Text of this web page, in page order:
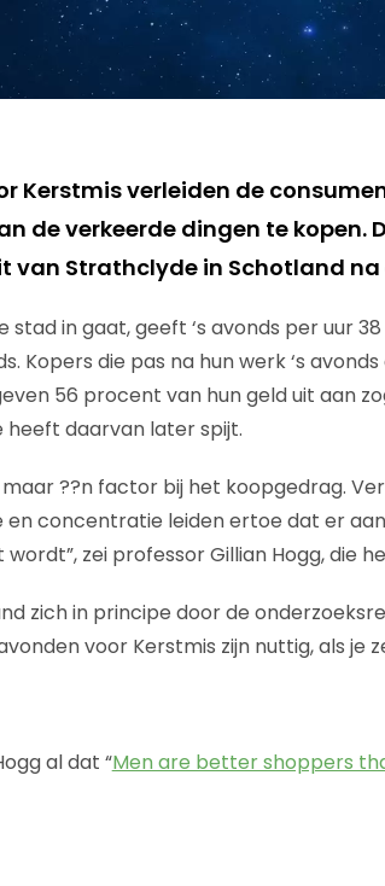
Kerstmis verleiden de
de verkeerde dingen te kopen.
van Strathclyde in Schotland
stad in gaat, geeft ‘s avonds per uur
Kopers die pas na hun werk ‘s
56 procent van hun geld uit aan
heeft daarvan later spijt.
maar ??n factor bij het koopgedrag.
concentratie leiden ertoe dat er
zei professor Gillian Hogg, die
zich in principe door de
voor Kerstmis zijn nuttig, als je
al dat “Men are better shoppers